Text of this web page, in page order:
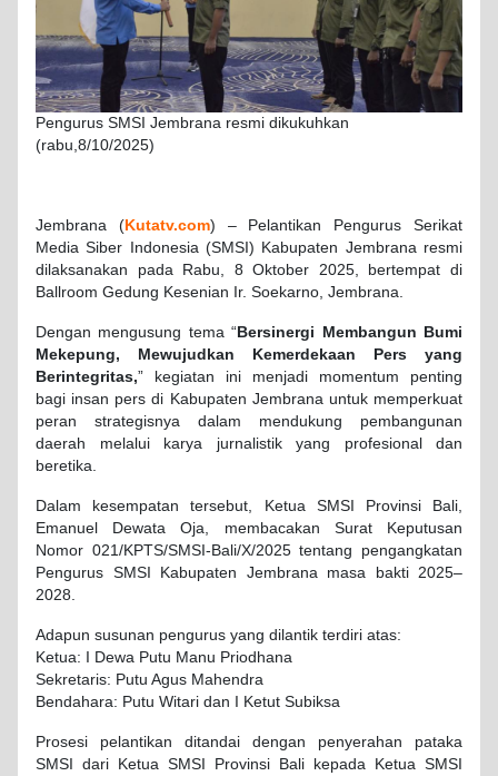
Pengurus SMSI Jembrana resmi dikukuhkan
(rabu,8/10/2025)
Jembrana (Kutatv.com) – Pelantikan Pengurus Serikat
Media Siber Indonesia (SMSI) Kabupaten Jembrana resmi
dilaksanakan pada Rabu, 8 Oktober 2025, bertempat di
Ballroom Gedung Kesenian Ir. Soekarno, Jembrana.
Dengan mengusung tema “ Bersinergi Membangun Bumi
Mekepung, Mewujudkan Kemerdekaan Pers yang
Berintegritas,” kegiatan ini menjadi momentum penting
bagi insan pers di Kabupaten Jembrana untuk memperkuat
peran strategisnya dalam mendukung pembangunan
daerah melalui karya jurnalistik yang profesional dan
beretika.
Dalam kesempatan tersebut, Ketua SMSI Provinsi Bali,
Emanuel Dewata Oja, membacakan Surat Keputusan
Nomor 021/KPTS/SMSI-Bali/X/2025 tentang pengangkatan
Pengurus SMSI Kabupaten Jembrana masa bakti 2025–
2028.
Adapun susunan pengurus yang dilantik terdiri atas:
Ketua: I Dewa Putu Manu Priodhana
Sekretaris: Putu Agus Mahendra
Bendahara: Putu Witari dan I Ketut Subiksa
Prosesi pelantikan ditandai dengan penyerahan pataka
SMSI dari Ketua SMSI Provinsi Bali kepada Ketua SMSI